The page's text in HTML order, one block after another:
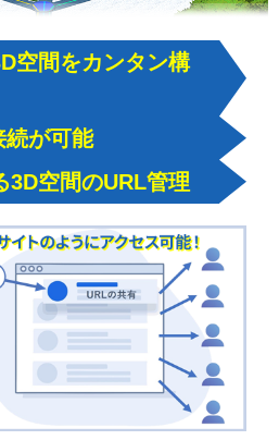
空間をカンタン構
が可能​
空間のURL管理​